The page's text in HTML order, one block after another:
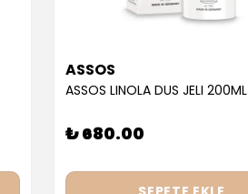
ASSOS
ASSOS LINOLA DUS JELI 200ML
₺ 680.00